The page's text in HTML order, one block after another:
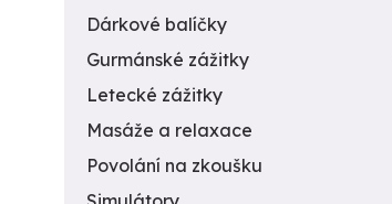
Dárkové balíčky
Gurmánské zážitky
Letecké zážitky
Masáže a relaxace
Povolání na zkoušku